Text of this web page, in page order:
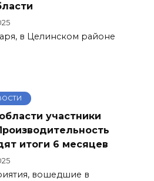
в Целинском районе
участники
итоги 6 месяцев
вошедшие в